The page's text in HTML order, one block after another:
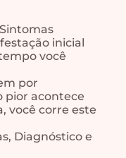
inicial
você
por
pior acontece
você corre este
Diagnóstico e